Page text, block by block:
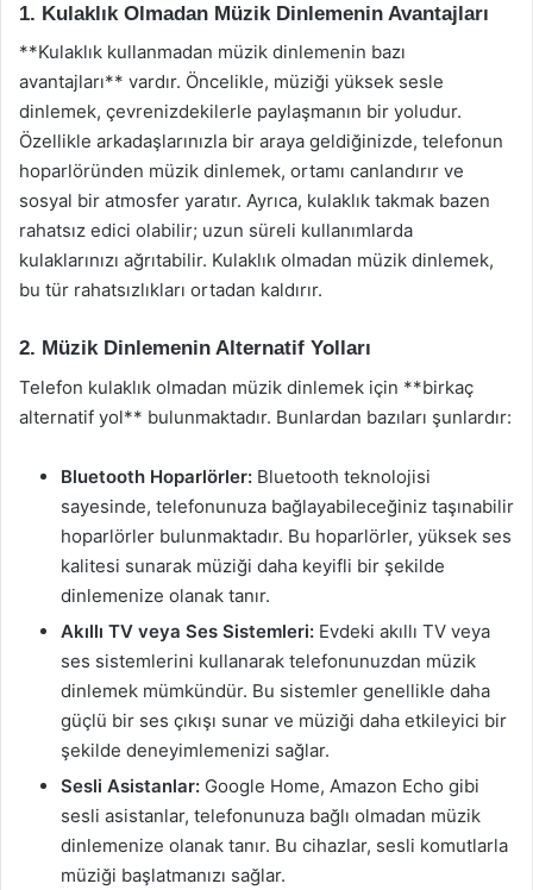
1. Kulaklık Olmadan Müzik Dinlemenin Avantajları
**Kulaklık kullanmadan müzik dinlemenin bazı
avantajları** vardır. Öncelikle, müziği yüksek sesle
dinlemek, çevrenizdekilerle paylaşmanın bir yoludur.
Özellikle arkadaşlarınızla bir araya geldiğinizde, telefonun
hoparlöründen müzik dinlemek, ortamı canlandırır ve
sosyal bir atmosfer yaratır. Ayrıca, kulaklık takmak bazen
rahatsız edici olabilir; uzun süreli kullanımlarda
kulaklarınızı ağrıtabilir. Kulaklık olmadan müzik dinlemek,
bu tür rahatsızlıkları ortadan kaldırır.
2. Müzik Dinlemenin Alternatif Yolları
Telefon kulaklık olmadan müzik dinlemek için **birkaç
alternatif yol** bulunmaktadır. Bunlardan bazıları şunlardır:
Bluetooth Hoparlörler: Bluetooth teknolojisi
sayesinde, telefonunuza bağlayabileceğiniz taşınabilir
hoparlörler bulunmaktadır. Bu hoparlörler, yüksek ses
kalitesi sunarak müziği daha keyifli bir şekilde
dinlemenize olanak tanır.
Akıllı TV veya Ses Sistemleri: Evdeki akıllı TV veya
ses sistemlerini kullanarak telefonunuzdan müzik
dinlemek mümkündür. Bu sistemler genellikle daha
güçlü bir ses çıkışı sunar ve müziği daha etkileyici bir
şekilde deneyimlemenizi sağlar.
Sesli Asistanlar: Google Home, Amazon Echo gibi
sesli asistanlar, telefonunuza bağlı olmadan müzik
dinlemenize olanak tanır. Bu cihazlar, sesli komutlarla
müziği başlatmanızı sağlar.